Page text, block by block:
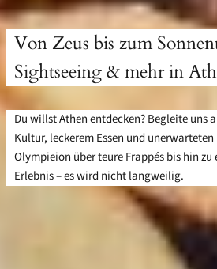
Von Zeus bis zum
Sightseeing & mehr in
Du willst Athen entdecken? Begleite uns
Kultur, leckerem Essen und
Olympieion über teure Frappés bis hin
Erlebnis – es wird nicht langweilig.